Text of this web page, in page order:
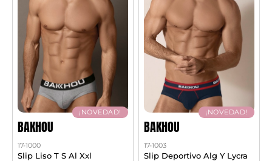
¡NOVEDAD!
BAKHOU
17-1000
Slip Liso T S Al Xxl
¡NOVEDAD!
BAKHOU
17-1003
Slip Deportivo Alg Y Lycra